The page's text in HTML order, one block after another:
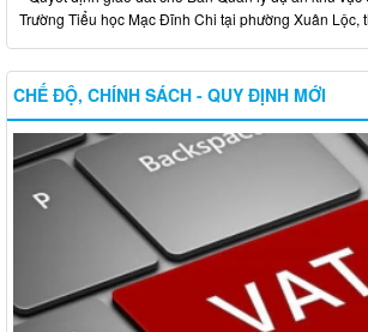
Trường Tiểu học Mạc Đĩnh Chi tại phường Xuân Lộc,
CHẾ ĐỘ, CHÍNH SÁCH - QUY ĐỊNH MỚI